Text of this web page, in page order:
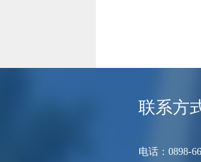
联系方
电话：0898-